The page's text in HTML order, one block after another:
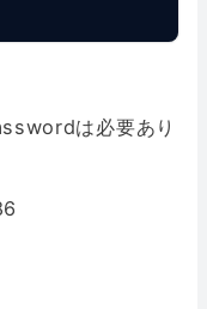
は必要あり